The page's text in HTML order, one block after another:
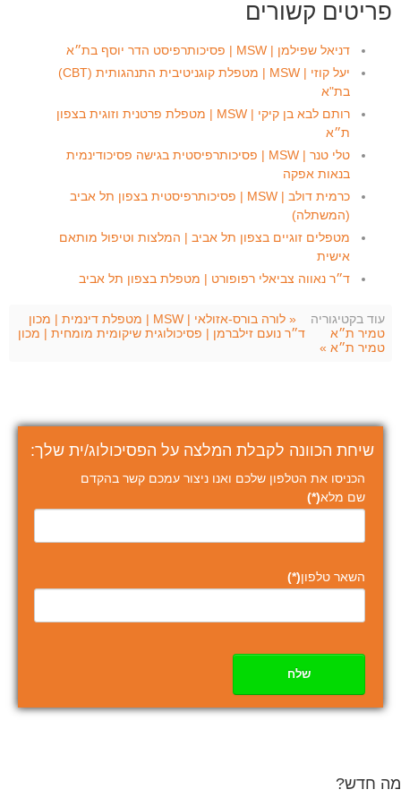
פריטים קשורים
דניאל שפילמן | MSW | פסיכותרפיסט הדר יוסף בת״א
יעל קוזי | MSW | מטפלת קוגניטיבית התנהגותית (CBT)
בת"א
רותם לבא בן קיקי | MSW | מטפלת פרטנית וזוגית בצפון
ת״א
טלי טנר | MSW | פסיכותרפיסטית בגישה פסיכודינמית
בנאות אפקה
כרמית דולב | MSW | פסיכותרפיסטית בצפון תל אביב
(המשתלה)
מטפלים זוגיים בצפון תל אביב | המלצות וטיפול מותאם
אישית
ד״ר נאווה צביאלי רפופורט | מטפלת בצפון תל אביב
עוד בקטיגוריה
« לורה בורס-אזולאי | MSW | מטפלת דינמית | מכון
טמיר ת״א
ד״ר נועם זילברמן | פסיכולוגית שיקומית מומחית | מכון
טמיר ת״א »
שיחת הכוונה לקבלת המלצה על הפסיכולוג/ית שלך:
הכניסו את הטלפון שלכם ואנו ניצור עמכם קשר בהקדם
שם מלא(*)
השאר טלפון(*)
שלח
מה חדש?